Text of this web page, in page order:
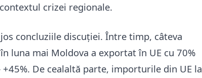
crizei regionale.
concluziile discuției. Între timp, câteva
luna mai Moldova a exportat în UE cu 70%
De cealaltă parte, importurile din UE la